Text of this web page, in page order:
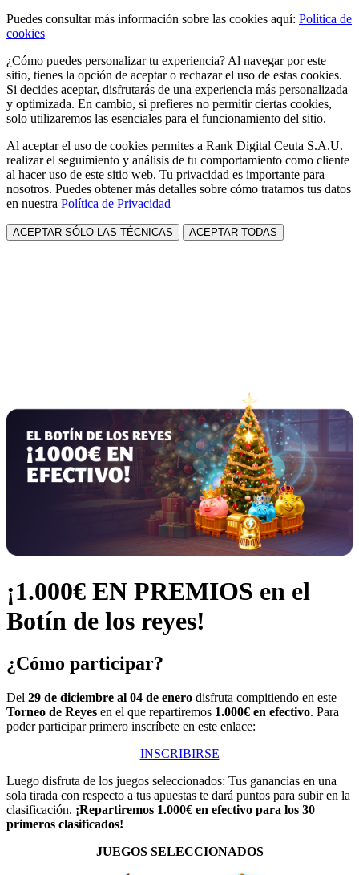
Puedes consultar más información sobre las cookies aquí: Política de
cookies
¿Cómo puedes personalizar tu experiencia? Al navegar por este
sitio, tienes la opción de aceptar o rechazar el uso de estas cookies.
Si decides aceptar, disfrutarás de una experiencia más personalizada
y optimizada. En cambio, si prefieres no permitir ciertas cookies,
solo utilizaremos las esenciales para el funcionamiento del sitio.
Al aceptar el uso de cookies permites a Rank Digital Ceuta S.A.U.
realizar el seguimiento y análisis de tu comportamiento como cliente
al hacer uso de este sitio web. Tu privacidad es importante para
nosotros. Puedes obtener más detalles sobre cómo tratamos tus datos
en nuestra Política de Privacidad
ACEPTAR SÓLO LAS TÉCNICAS ACEPTAR TODAS
¡1.000€ EN PREMIOS en el
Botín de los reyes!
¿Cómo participar?
Del 29 de diciembre al 04 de enero disfruta compitiendo en este
Torneo de Reyes en el que repartiremos 1.000€ en efectivo. Para
poder participar primero inscríbete en este enlace:
INSCRIBIRSE
Luego disfruta de los juegos seleccionados: Tus ganancias en una
sola tirada con respecto a tus apuestas te dará puntos para subir en la
clasificación. ¡Repartiremos 1.000€ en efectivo para los 30
primeros clasificados!
JUEGOS SELECCIONADOS